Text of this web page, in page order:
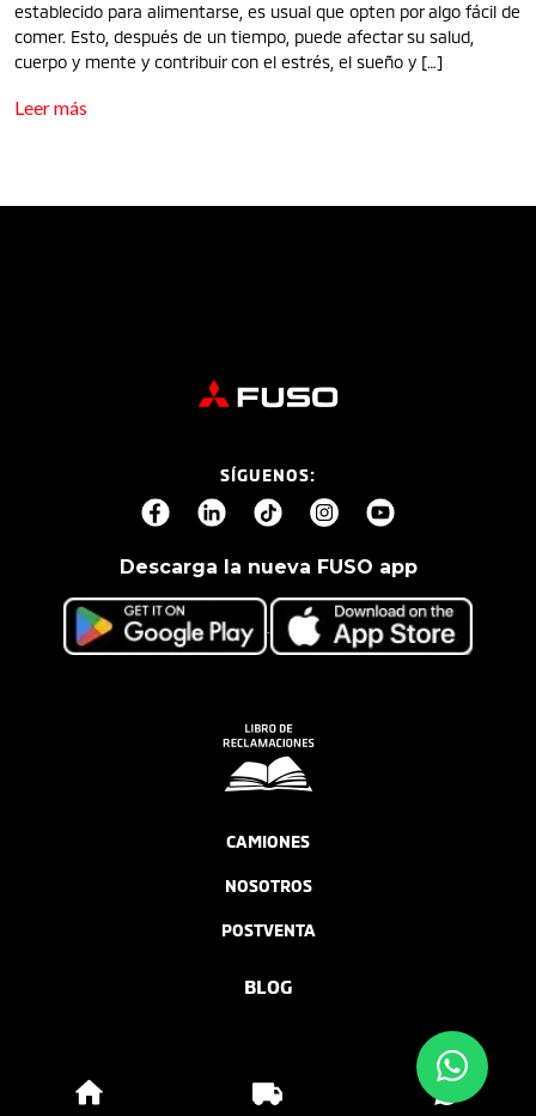
establecido para alimentarse, es usual que opten por algo fácil de
comer. Esto, después de un tiempo, puede afectar su salud,
cuerpo y mente y contribuir con el estrés, el sueño y […]
Leer más
SÍGUENOS:
Descarga la nueva FUSO app
CAMIONES
NOSOTROS
POSTVENTA
BLOG